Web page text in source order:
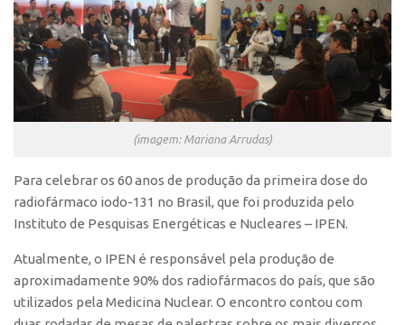
PGI-USP
Conexão USP
Conexão Inter-USP
Leis e Normas
Portal do Inventor
Inteligência Competitiva
Editais
EMBRAPIIs
CEPIDs
(imagem: Mariana Arrudas)
Para celebrar os 60 anos de produção da primeira dose do
radiofármaco iodo-131 no Brasil, que foi produzida pelo
Instituto de Pesquisas Energéticas e Nucleares – IPEN.
Atualmente, o IPEN é responsável pela produção de
aproximadamente 90% dos radiofármacos do país, que são
utilizados pela Medicina Nuclear. O encontro contou com